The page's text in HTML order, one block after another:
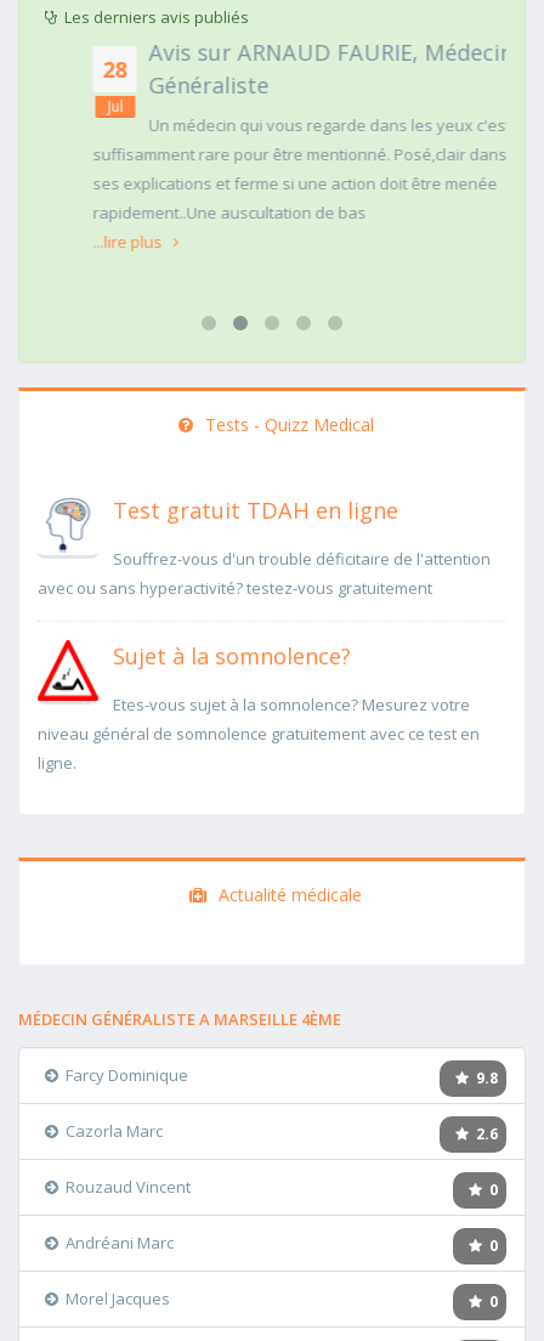
Les derniers avis publiés
Avis sur ARNAUD FAURIE, Médecin
Généraliste
Un médecin qui vous regarde dans les yeux c'est
suffisamment rare pour être mentionné. Posé,clair dans
ses explications et ferme si une action doit être menée
rapidement..Une auscultation de bas
...lire plus
Tests - Quizz Medical
Test gratuit TDAH en ligne
Souffrez-vous d'un trouble déficitaire de l'attention
avec ou sans hyperactivité? testez-vous gratuitement
Sujet à la somnolence?
Etes-vous sujet à la somnolence? Mesurez votre
niveau général de somnolence gratuitement avec ce test en
ligne.
Actualité médicale
MÉDECIN GÉNÉRALISTE A MARSEILLE 4ÈME
9.8
Farcy Dominique
2.6
Cazorla Marc
0
Rouzaud Vincent
0
Andréani Marc
0
Morel Jacques